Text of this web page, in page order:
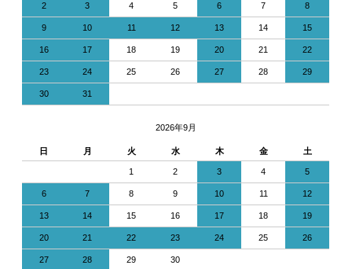
2 3 4 5 6 7 8
9 10 11 12 13 14 15
16 17 18 19 20 21 22
23 24 25 26 27 28 29
30 31
2026年9月
日 月 火 水 木 金 土
1 2 3 4 5
6 7 8 9 10 11 12
13 14 15 16 17 18 19
20 21 22 23 24 25 26
27 28 29 30